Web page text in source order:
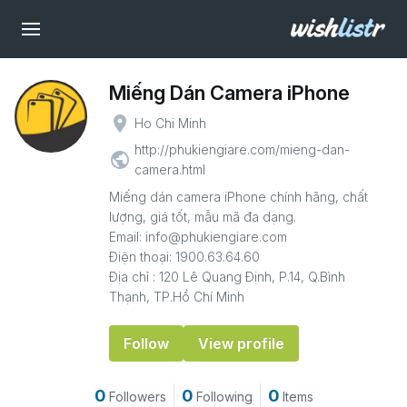
Miếng Dán Camera iPhone
place Ho Chi Minh
public http://phukiengiare.com/mieng-dan-
camera.html
Miếng dán camera iPhone chính hãng, chất
lượng, giá tốt, mẫu mã đa dạng.
Email: info@phukiengiare.com
Điện thoại: 1900.63.64.60
Địa chỉ : 120 Lê Quang Định, P.14, Q.Bình
Thạnh, TP.Hồ Chí Minh
Follow View profile
0 Followers 0 Following 0 Items